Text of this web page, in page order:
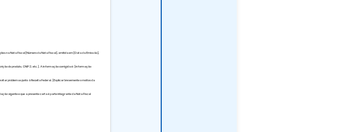
na Nota Fiscal [Número da Nota Fiscal], emitida em [Data da Emissão],
do produto, CNPJ, etc.]. A informação corrigida é: [informação
problemas junto à Receita Federal. [Explicar brevemente o motivo da
vigente e que a presente carta é parte integrante da Nota Fiscal